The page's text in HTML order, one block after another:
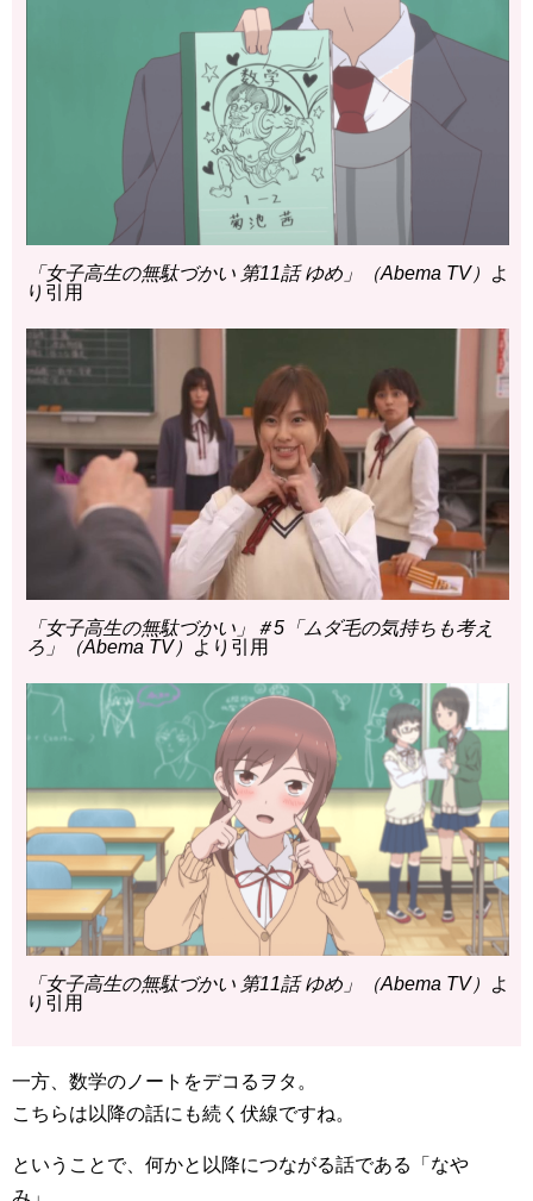
「女子高生の無駄づかい 第11話 ゆめ」（Abema TV）
よ
り引用
「女子高生の無駄づかい」＃5「ムダ毛の気持ちも考え
ろ」（Abema TV）
より引用
「女子高生の無駄づかい 第11話 ゆめ」（Abema TV）
よ
り引用
一方、数学のノートをデコるヲタ。
こちらは以降の話にも続く伏線ですね。
ということで、何かと以降につながる話である「なや
み」。